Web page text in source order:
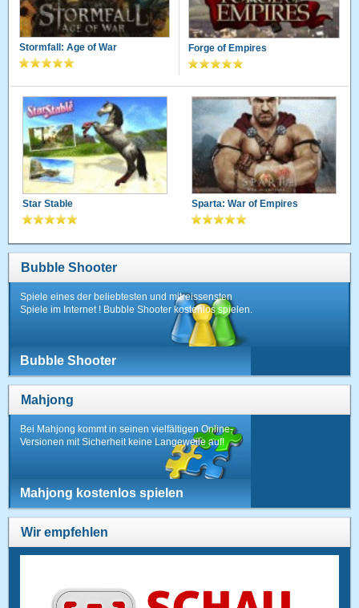
Stormfall: Age of War Forge of Empires
Star Stable Sparta: War of Empires
Bubble Shooter
Spiele eines der beliebtesten und mitreissensten
Spiele im Internet ! Bubble Shooter kostenlos spielen.
Bubble Shooter
Mahjong
Bei Mahjong kommt in seinen vielfältigen Online-
Versionen mit Sicherheit keine Langeweile auf!
Mahjong kostenlos spielen
Wir empfehlen